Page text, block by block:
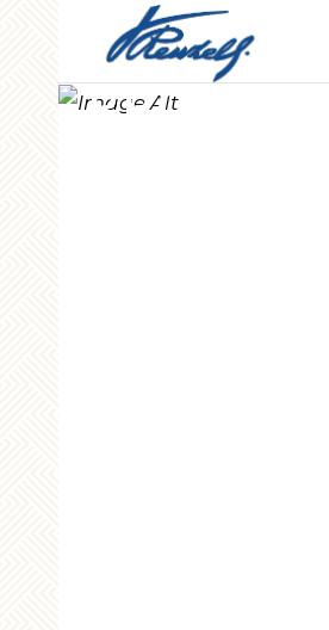
PRODOTTI